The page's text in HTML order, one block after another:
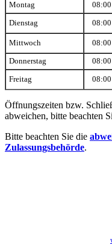
Montag
Dienstag
Mittwoch
Donnerstag
Freitag
Öffnungszeiten bzw.
abweichen, bitte beachten
Bitte beachten Sie die
Zulassungsbehörde.